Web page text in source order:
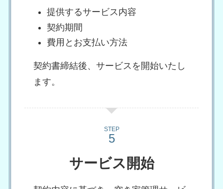
提供するサービス内容
契約期間
費用とお支払い方法
契約書締結後、サービスを開始いたし
ます。
STEP
サービス開始